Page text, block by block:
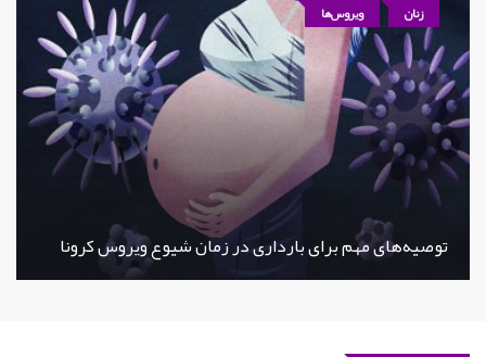
زنان ویروس‌ها
توصیه‌های مهم برای بارداری در زمان شیوع ویروس کرونا